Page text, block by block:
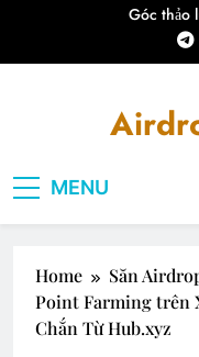
content
Góc thảo
MENU
Home
Săn
Point Farming trên
Chắn Từ Hub.xyz